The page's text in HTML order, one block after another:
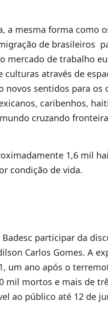
a mesma forma como
de brasileiros
mercado de trabalho
culturas através de
novos sentidos para os
caribenhos,
cruzando
1,6 mil
condição de vida.
participar da
Carlos Gomes. A
um ano após o
mil mortos e mais de
ao público até 12 de